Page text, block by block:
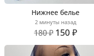
Нижнее белье
2 минуты назад
180 ₽ 150 ₽